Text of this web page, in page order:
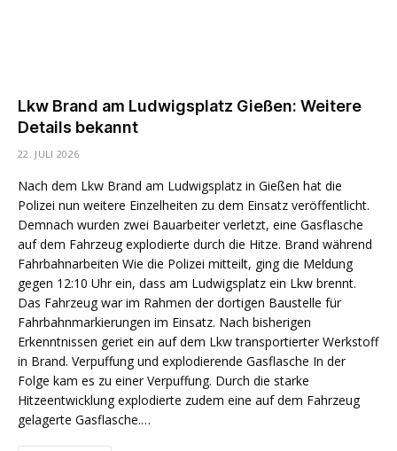
Lkw Brand am Ludwigsplatz Gießen: Weitere
Details bekannt
22. JULI 2026
Nach dem Lkw Brand am Ludwigsplatz in Gießen hat die
Polizei nun weitere Einzelheiten zu dem Einsatz veröffentlicht.
Demnach wurden zwei Bauarbeiter verletzt, eine Gasflasche
auf dem Fahrzeug explodierte durch die Hitze. Brand während
Fahrbahnarbeiten Wie die Polizei mitteilt, ging die Meldung
gegen 12:10 Uhr ein, dass am Ludwigsplatz ein Lkw brennt.
Das Fahrzeug war im Rahmen der dortigen Baustelle für
Fahrbahnmarkierungen im Einsatz. Nach bisherigen
Erkenntnissen geriet ein auf dem Lkw transportierter Werkstoff
in Brand. Verpuffung und explodierende Gasflasche In der
Folge kam es zu einer Verpuffung. Durch die starke
Hitzeentwicklung explodierte zudem eine auf dem Fahrzeug
gelagerte Gasflasche.…